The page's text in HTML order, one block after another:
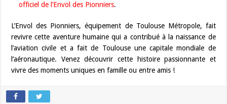
officiel de l’Envol des Pionniers.
L’Envol des Pionniers, équipement de Toulouse Métropole, fait
revivre cette aventure humaine qui a contribué à la naissance de
l’aviation civile et a fait de Toulouse une capitale mondiale de
l’aéronautique. Venez découvrir cette histoire passionnante et
vivre des moments uniques en famille ou entre amis !